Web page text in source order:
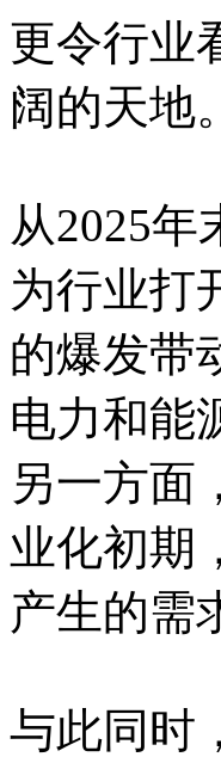
更令行业
阔的天地。
从2025
为行业打
的爆发带
电力和能
另一方面
业化初期
产生的需
与此同时